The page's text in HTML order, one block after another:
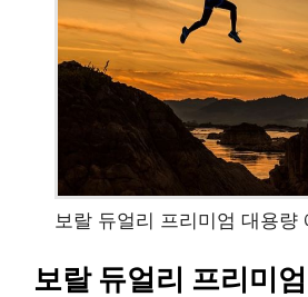
보랄 듀얼리 프리미엄 대용량
보랄 듀얼리 프리미